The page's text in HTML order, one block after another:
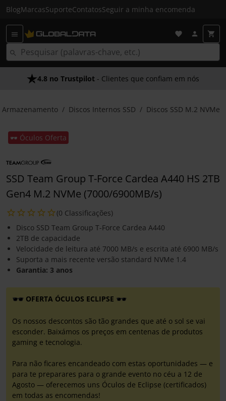
BlogMarcasSuporteContatosSeguir a minha encomenda
4.8 no Trustpilot - Clientes que confiam em nós
Armazenamento Discos Internos SSD Discos SSD M.2 NVMe
🕶️ Óculos Oferta
SSD Team Group T-Force Cardea A440 HS 2TB
Gen4 M.2 NVMe (7000/6900MB/s)
(0 Classificações)
Disco SSD Team Group T-Force Cardea A440
2TB de capacidade
Velocidade de leitura até 7000 MB/s e escrita até 6900 MB/s
Suporta a mais recente versão standard NVMe 1.4
Garantia: 3 anos
OFERTA ÓCULOS ECLIPSE
Os nossos descontos são tão grandes que até o sol se vai
esconder. Baixámos os preços em centenas de produtos
gaming e tecnologia.
Para não ficares encandeado com estas oportunidades — e
para te preparares para o grande evento no céu a 12 de
Agosto — oferecemos uns Óculos de Eclipse (certificados)
em todas as encomendas!